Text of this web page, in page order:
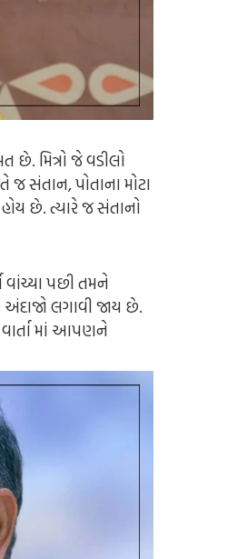
મિત્રો જે વડીલો
સંતાન, પોતાના મોટા
છે. ત્યારે જ સંતાનો
વાંચ્યા પછી તમને
લગાવી જાય છે.
માં આપણને